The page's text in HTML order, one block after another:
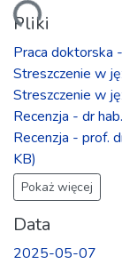
Pliki
Praca doktorska
Streszczenie w
Streszczenie w
Recenzja - dr
Recenzja - prof.
KB)
Pokaż więcej
Data
2025-05-07